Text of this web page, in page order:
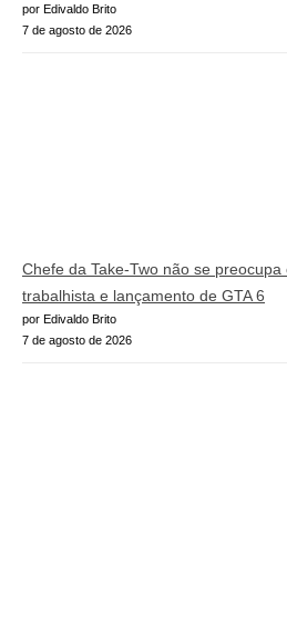
por Edivaldo Brito
7 de agosto de 2026
Chefe da Take-Two não se preocupa
trabalhista e lançamento de GTA 6
por Edivaldo Brito
7 de agosto de 2026